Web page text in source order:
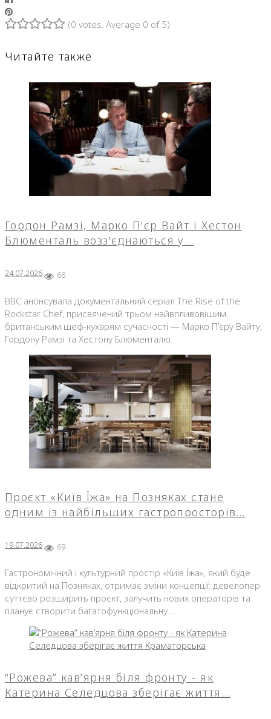
Pinterest
(0 votes. Average 0 of 5)
Читайте также
Гордон Рамзі, Марко П'єр Вайт і Хестон
Блюменталь возз'єднаються у…
24.07.2026 66
BBC анонсувала документальний серіал The Rise of the
Rockstar Chef, присвячений трьом найвпливовішим
британським шеф-кухарям сучасності — Марко П’єру Вайту,
Гордону Рамзі та Хестону Блюменталю.
Проєкт «Київ Їжа» на Позняках стане
одним із найбільших гастропросторів…
19.07.2026 69
Гастрономічний і культурний простір «Київ Їжа», який буде
відкритий на Позняках, отримає зміни концепції: девелопер
суттєво розширить проєкт, залучить нових операторів та
планує створити багатофункціональну…
“Рожева” кав’ярня біля фронту - як
Катерина Селедцова зберігає життя…